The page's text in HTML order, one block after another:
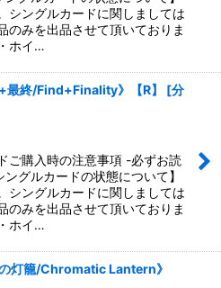
シングルカードに関しましては
のみを出品させて頂いておりま
ホイ…
+最終/Find+Finality》【R】 [分
ご購入時の注意事項 -必ずお読
グルカードの状態について】
シングルカードに関しましては
のみを出品させて頂いておりま
ホイ…
の灯籠/Chromatic Lantern》